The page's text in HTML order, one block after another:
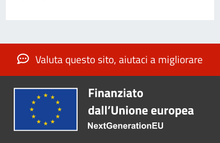
Valuta questo sito, aiutaci a migliorare